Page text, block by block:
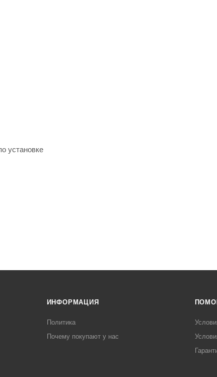
установке
ИНФОРМАЦИЯ
Политика
Почему покупают у нас